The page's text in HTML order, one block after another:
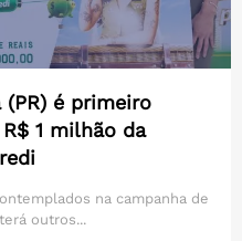
(PR) é primeiro
1 milhão da
na campanha de
outros...